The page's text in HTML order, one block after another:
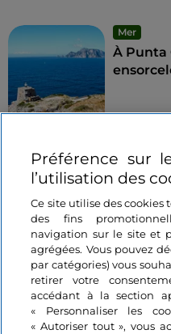
Mer
À Punta
Informations sur le site
Liens utiles
Préférence sur
l’utilisation des
Ce site utilise des cookies
des fins
navigation sur le site et
agrégées. Vous pouvez
par catégories) vous
retirer votre
accédant à la section
« Personnaliser les
« Autoriser tout », vous